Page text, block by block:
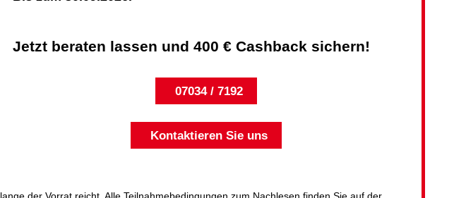
Jetzt beraten lassen und 400 € Cashback sichern!
07034 / 7192
Kontaktieren Sie uns